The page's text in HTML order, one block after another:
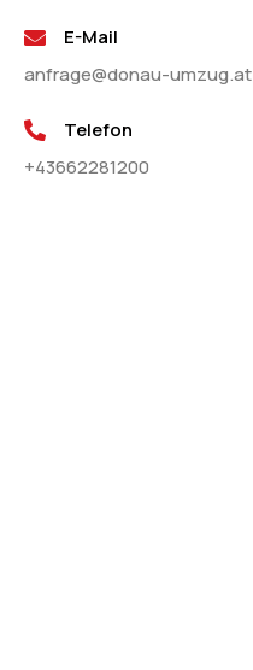
E-Mail
anfrage@donau-umzug.at
Telefon
+43662281200